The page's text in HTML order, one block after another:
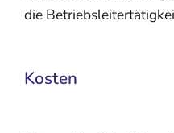
die
Kosten